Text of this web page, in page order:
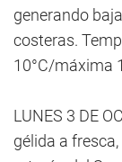
generando
costeras.
10°C/máxima
LUNES 3 DE
gélida a